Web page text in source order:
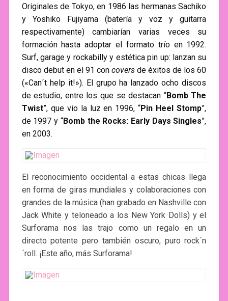
Originales de Tokyo, en 1986 las hermanas Sachiko
y Yoshiko Fujiyama (batería y voz y guitarra
respectivamente) cambiarían varias veces su
formación hasta adoptar el formato trío en 1992.
Surf, garage y rockabilly y estética pin up: lanzan su
disco debut en el 91 concovers de éxitos de los 60
(«Can´t help it!»). El grupo ha lanzado ocho discos
de estudio, entre los que se destacan “Bomb The
Twist”, que vio la luz en 1996, “Pin Heel Stomp”,
de 1997 y “Bomb the Rocks: Early Days Singles”,
en 2003.
El reconocimiento occidental a estas chicas llega
en forma de giras mundiales y colaboraciones con
grandes de la música (han grabado en Nashville con
Jack White y teloneado a los New York Dolls) y el
Surforama nos las trajo como un regalo en un
directo potente pero también oscuro, puro rock´n
´roll. ¡Este año, más Surforama!